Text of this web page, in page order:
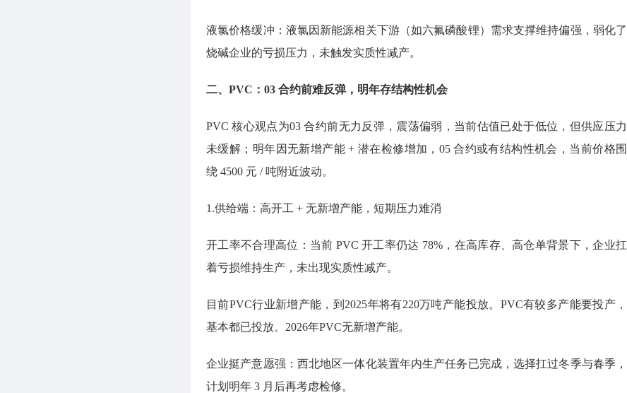
液氯价格缓冲：液氯因新能源相关下游（如六氟磷酸锂）需求支撑维持偏强，弱化了
烧碱企业的亏损压力，未触发实质性减产。
二、PVC：03 合约前难反弹，明年存结构性机会
PVC 核心观点为03 合约前无力反弹，震荡偏弱，当前估值已处于低位，但供应压力
未缓解；明年因无新增产能 + 潜在检修增加，05 合约或有结构性机会，当前价格围
绕 4500 元 / 吨附近波动。
1.供给端：高开工 + 无新增产能，短期压力难消
开工率不合理高位：当前 PVC 开工率仍达 78%，在高库存、高仓单背景下，企业扛
着亏损维持生产，未出现实质性减产。
目前PVC行业新增产能，到2025年将有220万吨产能投放。PVC有较多产能要投产，
基本都已投放。2026年PVC无新增产能。
企业挺产意愿强：西北地区一体化装置年内生产任务已完成，选择扛过冬季与春季，
计划明年 3 月后再考虑检修。